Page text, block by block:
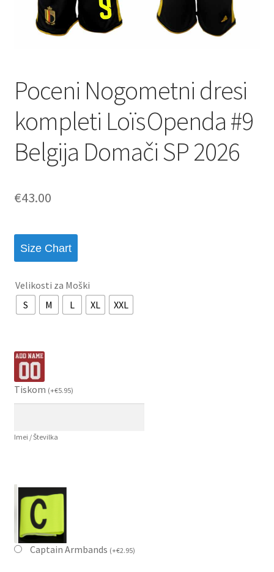
Poceni Nogometni dresi
kompleti Loïs Openda #9
Belgija Domači SP 2026
€43.00
Size Chart
Velikosti za Moški
S
M L XL XXL
Tiskom (+€5.95)
Imei / Številka
Captain Armbands (+€2.95)